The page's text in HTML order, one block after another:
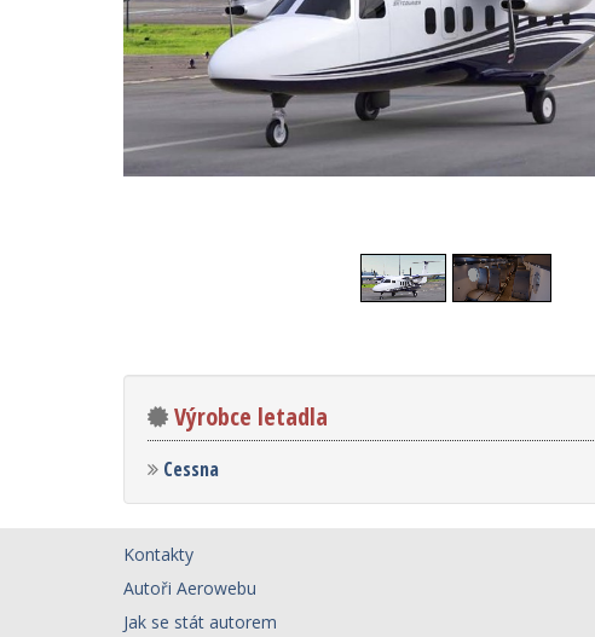
Výrobce letadla
Cessna
Kontakty
Autoři Aerowebu
Jak se stát autorem